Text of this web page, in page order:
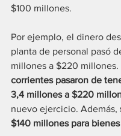
$100 millones.
Por ejemplo, el dinero
planta de personal pasó
millones a $220 millones.
corrientes pasaron de
3,4 millones a $220
nuevo ejercicio. Además,
$140 millones para